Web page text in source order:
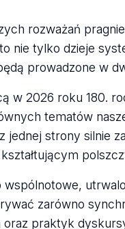
rozważań
nie tylko dzieje
prowadzone w
w 2026 roku 180.
tematów
strony silnie
zarówno
praktyk